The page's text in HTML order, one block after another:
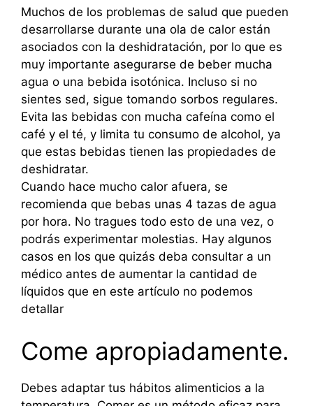
Muchos de los problemas de salud que pueden
desarrollarse durante una ola de calor están
asociados con la deshidratación, por lo que es
muy importante asegurarse de beber mucha
agua o una bebida isotónica. Incluso si no
sientes sed, sigue tomando sorbos regulares.
Evita las bebidas con mucha cafeína como el
café y el té, y limita tu consumo de alcohol, ya
que estas bebidas tienen las propiedades de
deshidratar.
Cuando hace mucho calor afuera, se
recomienda que bebas unas 4 tazas de agua
por hora. No tragues todo esto de una vez, o
podrás experimentar molestias. Hay algunos
casos en los que quizás deba consultar a un
médico antes de aumentar la cantidad de
líquidos que en este artículo no podemos
detallar
Come apropiadamente.
Debes adaptar tus hábitos alimenticios a la